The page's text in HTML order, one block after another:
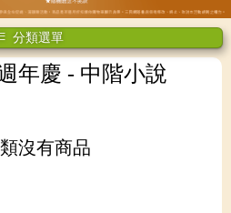
分類選單
年慶 - 中階小說
沒有商品